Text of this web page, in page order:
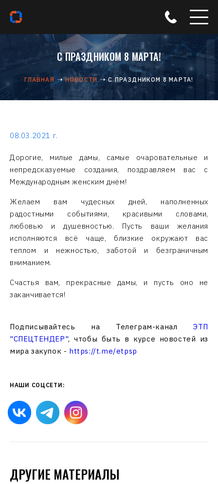
С ПРАЗДНИКОМ 8 МАРТА!
ГЛАВНАЯ НОВОСТИ С ПРАЗДНИКОМ 8 МАРТА!
08.03.2021 г.
Дорогие, милые дамы, самые очаровательные и
непредсказуемые создания, поздравляем вас с
Международным женским днём!
Желаем вам чудесных дней, наполненных
радостными событиями, красивыми словами,
любовью и душевностью. Пусть ваши желания
исполняются всё чаще, близкие окружают вас
теплом и нежностью, заботой и безграничным
вниманием.
Счастья вам, прекрасные дамы, и пусть оно не
заканчивается!
Подписывайтесь на Телеграм-каналЭТП
"СПЕЦТЕНДЕР", чтобы быть в курсе новостей из
мира закупок - https://t.me/etpsp
НАШИ СОЦСЕТИ:
ДРУГИЕ МАТЕРИАЛЫ